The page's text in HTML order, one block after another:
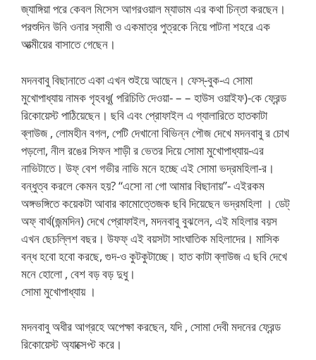
জ্যাঙ্গিয়া পরে কেবল মিসেস আগরওয়াল ম্যাডাম এর কথা চিন্তা করছেন।
পরশুদিন উনি ওনার স্বামী ও একমাত্র পুত্রকে নিয়ে পাটনা শহরে এক
আত্মীয়ের বাসাতে গেছেন।
মদনবাবু বিছানাতে একা এখন শুইয়ে আছেন। ফেস্-বুক-এ সোমা
মুখোপাধ্যায় নামক গৃহবধূ( পরিচিতি দেওয়া- – – হাউস ওয়াইফ)-কে ফ্রেন্ড
রিকোয়েস্ট পাঠিয়েছেন। ছবি এবং প্রোফাইল এ গ্যালারিতে হাতকাটা
ব্লাউজ , লোমহীন বগল, পেটি দেখানো বিভিন্ন পৌজ দেখে মদনবাবু র চোখ
পড়লো, নীল রঙের সিফন শাড়ী র ভেতর দিয়ে সোমা মুখোপাধ্যায়-এর
নাভিটাতে। উফ্ বেশ গভীর নাভি মনে হচ্ছে এই সোমা ভদ্রমহিলা-র।
বন্ধুত্ব করলে কেমন হয়? “এসো না গো আমার বিছানায়”- এইরকম
অঙ্গভঙ্গিতে কয়েকটা আবার কামোত্তেজক ছবি দিয়েছেন ভদ্রমহিলা । ডেট্
অফ্ বার্থ(জন্মদিন) দেখে প্রোফাইল, মদনবাবু বুঝলেন, এই মহিলার বয়স
এখন ছেচল্লিশ বছর। উফফ্ এই বয়সটা সাংঘাতিক মহিলাদের। মাসিক
বন্ধ হবো হবো করছে, গুদ-ও কুটকুটাচ্ছে। হাত কাটা ব্লাউজ এ ছবি দেখে
মনে হোলো , বেশ বড় বড় দুধু।
সোমা মুখোপাধ্যায় ।
মদনবাবু অধীর আগ্রহে অপেক্ষা করছেন, যদি , সোমা দেবী মদনের ফ্রেন্ড
রিকোয়েস্ট অ্যাক্সেপ্ট করে।